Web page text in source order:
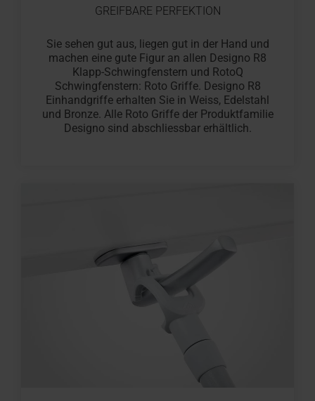
GREIFBARE PERFEKTION
Sie sehen gut aus, liegen gut in der Hand und
machen eine gute Figur an allen Designo R8
Klapp-Schwingfenstern und RotoQ
Schwingfenstern: Roto Griffe. Designo R8
Einhandgriffe erhalten Sie in Weiss, Edelstahl
und Bronze. Alle Roto Griffe der Produktfamilie
Designo sind abschliessbar erhältlich.